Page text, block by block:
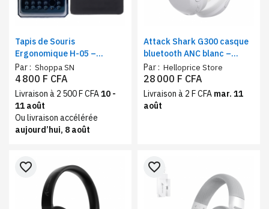
Tapis de Souris
Ergonomique H-05 –
Support de Poignet avec
Fonction Massage
Par : Shoppa SN
4 800 F CFA
Livraison à 2 500 F CFA10 -
11 août
Ou livraison accélérée
aujourd’hui, 8 août
Attack Shark G300 casque
bluetooth ANC blanc –
reduction de bruit active et
mode filaire, ultra léger
Par : Helloprice Store
28 000 F CFA
Livraison à 2 F CFA mar. 11
août
favorite_border favorite_border